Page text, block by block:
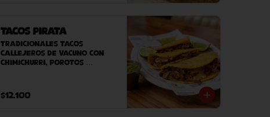
Tacos Pirata
Tradicionales tacos
callejeros de vacuno con
chimichurri, porotos
Acompañado de salsa
fresca
$12.100